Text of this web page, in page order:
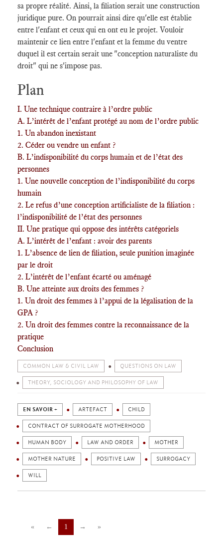
sa propre réalité. Ainsi, la filiation serait une construction
juridique pure. On pourrait ainsi dire qu'elle est établie
entre l'enfant et ceux qui en ont eu le projet. Vouloir
maintenir ce lien entre l'enfant et la femme du ventre
duquel il est certain serait une "conception naturaliste du
droit" qui ne s'impose pas.
Plan
I. Une technique contraire à l’ordre public
A. L’intérêt de l’enfant protégé au nom de l’ordre public
1. Un abandon inexistant
2. Céder ou vendre un enfant ?
B. L’indisponibilité du corps humain et de l’état des
personnes
1. Une nouvelle conception de l’indisponibilité du corps
humain
2. Le refus d’une conception artificialiste de la filiation :
l’indisponibilité de l’état des personnes
II. Une pratique qui oppose des intérêts catégoriels
A. L’intérêt de l’enfant : avoir des parents
1. L’absence de lien de filiation, seule punition imaginée
par le droit
2. L’intérêt de l’enfant écarté ou aménagé
B. Une atteinte aux droits des femmes ?
1. Un droit des femmes à l’appui de la légalisation de la
GPA ?
2. Un droit des femmes contre la reconnaissance de la
pratique
Conclusion
COMMON LAW & CIVIL LAW QUESTIONS ON LAW
THEORY, SOCIOLOGY AND PHILOSOPHY OF LAW
EN SAVOIR + ARTEFACT CHILD
CONTRACT OF SURROGATE MOTHERHOOD
HUMAN BODY LAW AND ORDER MOTHER
MOTHER NATURE POSITIVE LAW SURROGACY
WILL
« ← 1 → »